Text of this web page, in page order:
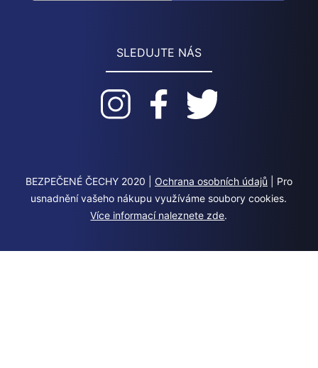
SLEDUJTE NÁS
BEZPEČENÉ ČECHY 2020 | Ochrana osobních údajů | Pro
usnadnění vašeho nákupu využíváme soubory cookies.
Více informací naleznete zde.